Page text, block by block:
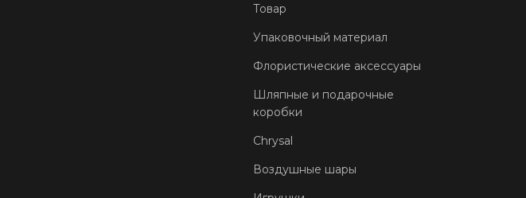
Товар
Упаковочный материал
Флористические аксессуары
Шляпные и подарочные
коробки
Chrysal
Воздушные шары